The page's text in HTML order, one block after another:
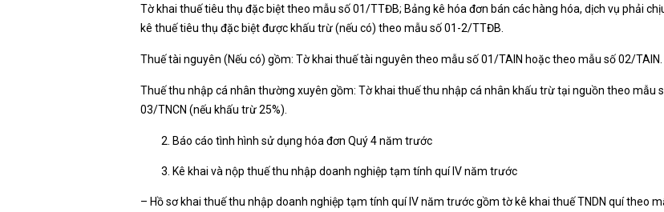
Tờ khai thuế tiêu thụ đặc biệt theo mẫu số 01/TTĐB; Bảng kê hóa đơn bán các hàng hóa, dịch vụ phải
kê thuế tiêu thụ đặc biệt được khấu trừ (nếu có) theo mẫu số 01-2/TTĐB.
Thuế tài nguyên (Nếu có) gồm: Tờ khai thuế tài nguyên theo mẫu số 01/TAIN hoặc theo mẫu số 02/TAIN.
Thuế thu nhập cá nhân thường xuyên gồm: Tờ khai thuế thu nhập cá nhân khấu trừ tại nguồn theo mẫu
03/TNCN (nếu khấu trừ 25%).
Báo cáo tình hình sử dụng hóa đơn Quý 4 năm trước
Kê khai và nộp thuế thu nhập doanh nghiệp tạm tính quí IV năm trước
– Hồ sơ khai thuế thu nhập doanh nghiệp tạm tính quí IV năm trước gồm tờ kê khai thuế TNDN quí theo